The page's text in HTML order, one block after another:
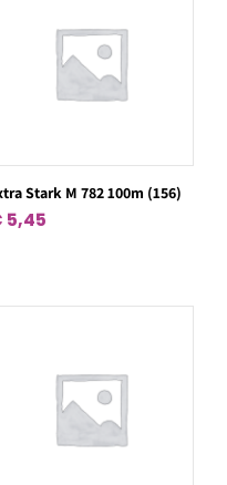
Stark M 782 100m (156)
5,45